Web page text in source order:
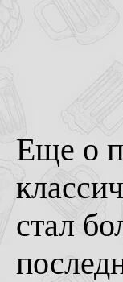
Еще о
стал